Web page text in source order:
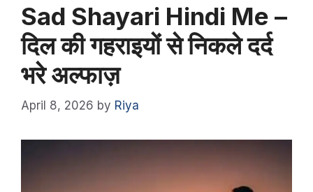
Sad Shayari Hindi Me –
दिल की गहराइयों से निकले दर्द
भरे अल्फाज़
April 8, 2026 by Riya